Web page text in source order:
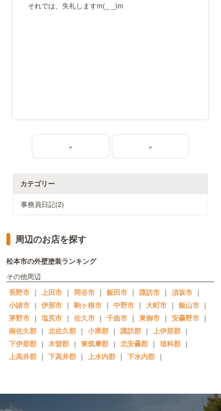
カテゴリー
事務員日記(2)
それでは、失礼しますm(_ _)m
« »
周辺のお店を探す
松本市の外壁塗装ランキング
その他周辺
長野市 ｜ 上田市 ｜ 岡谷市 ｜ 飯田市 ｜ 諏訪市 ｜ 須坂市 ｜
小諸市 ｜ 伊那市 ｜ 駒ヶ根市 ｜ 中野市 ｜ 大町市 ｜ 飯山市 ｜
茅野市 ｜ 塩尻市 ｜ 佐久市 ｜ 千曲市 ｜ 東御市 ｜ 安曇野市 ｜
南佐久郡 ｜ 北佐久郡 ｜ 小県郡 ｜ 諏訪郡 ｜ 上伊那郡 ｜
下伊那郡 ｜ 木曽郡 ｜ 東筑摩郡 ｜ 北安曇郡 ｜ 埴科郡 ｜
上高井郡 ｜ 下高井郡 ｜ 上水内郡 ｜ 下水内郡 ｜